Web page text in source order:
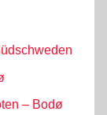
– Bodø